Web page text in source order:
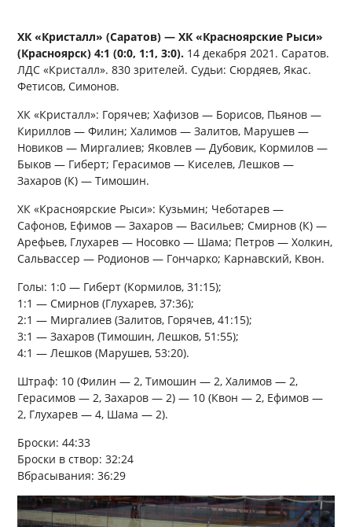
ХК «Кристалл» (Саратов) — ХК «Красноярские Рыси»
(Красноярск) 4:1 (0:0, 1:1, 3:0). 14 декабря 2021. Саратов.
ЛДС «Кристалл». 830 зрителей. Судьи: Сюрдяев, Якас.
Фетисов, Симонов.
ХК «Кристалл»: Горячев; Хафизов — Борисов, Пьянов —
Кириллов — Филин; Халимов — Залитов, Марушев —
Новиков — Миргалиев; Яковлев — Дубовик, Кормилов —
Быков — Гиберт; Герасимов — Киселев, Лешков —
Захаров (К) — Тимошин.
ХК «Красноярские Рыси»: Кузьмин; Чеботарев —
Сафонов, Ефимов — Захаров — Васильев; Смирнов (К) —
Арефьев, Глухарев — Носовко — Шама; Петров — Холкин,
Сальвассер — Родионов — Гончарко; Карнавский, Квон.
Голы: 1:0 — Гиберт (Кормилов, 31:15);
1:1 — Смирнов (Глухарев, 37:36);
2:1 — Миргалиев (Залитов, Горячев, 41:15);
3:1 — Захаров (Тимошин, Лешков, 51:55);
4:1 — Лешков (Марушев, 53:20).
Штраф: 10 (Филин — 2, Тимошин — 2, Халимов — 2,
Герасимов — 2, Захаров — 2) — 10 (Квон — 2, Ефимов —
2, Глухарев — 4, Шама — 2).
Броски: 44:33
Броски в створ: 32:24
Вбрасывания: 36:29